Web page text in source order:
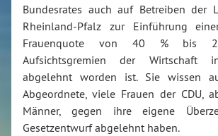
Bundesrates auch auf Betreiben der
Rheinland-Pfalz zur Einführung
Frauenquote von 40 % bis
Aufsichtsgremien der Wirtschaft
abgelehnt worden ist. Sie wissen
Abgeordnete, viele Frauen der CDU,
Männer, gegen ihre eigene
Gesetzentwurf abgelehnt haben.